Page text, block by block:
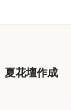
花壇作成